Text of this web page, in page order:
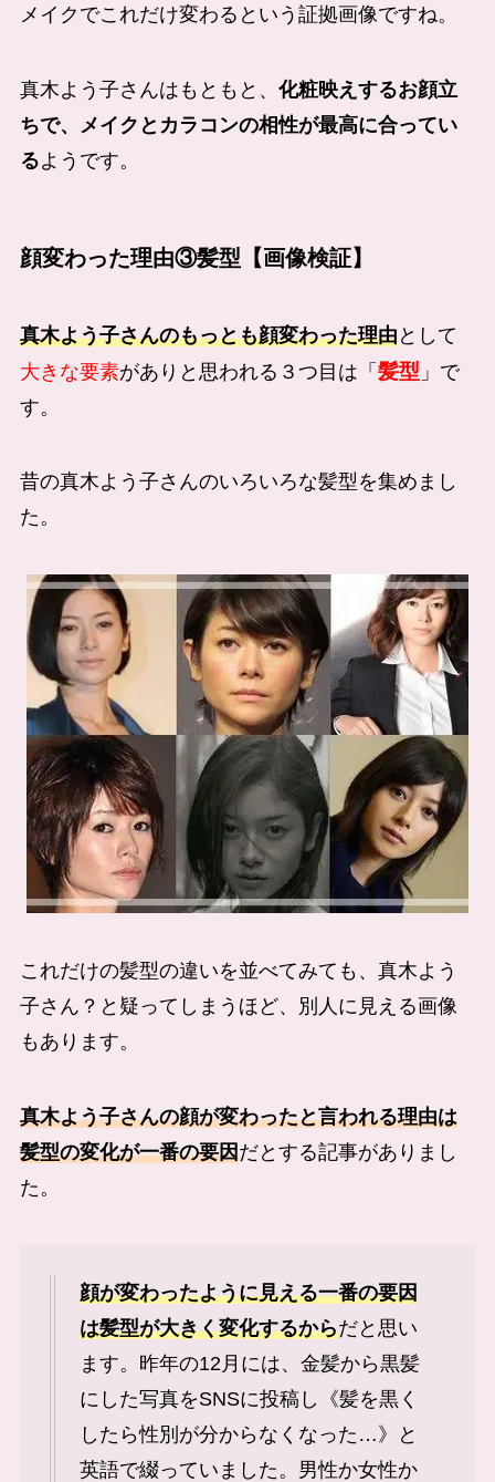
メイクでこれだけ変わるという証拠画像ですね。
真木よう子さんはもともと、 化粧映えするお顔立
ちで、メイクとカラコンの相性が最高に合ってい
るようです。
顔変わった理由③髪型【画像検証】
真木よう子さんのもっとも顔変わった理由として
大きな要素がありと思われる３つ目は「 髪型 」で
す。
昔の真木よう子さんのいろいろな髪型を集めまし
た。
これだけの髪型の違いを並べてみても、真木よう
子さん？と疑ってしまうほど、別人に見える画像
もあります。
真木よう子さんの顔が変わったと言われる理由は
髪型の変化が一番の要因だとする記事がありまし
た。
顔が変わったように見える一番の要因
は髪型が大きく変化するからだと思い
ます。昨年の12月には、金髪から黒髪
にした写真をSNSに投稿し《髪を黒く
したら性別が分からなくなった…》と
英語で綴っていました。男性か女性か